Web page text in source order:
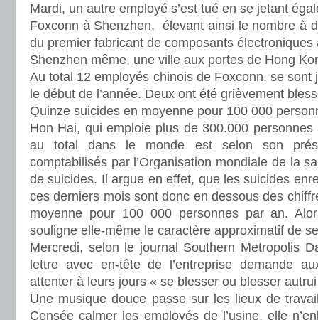
Mardi, un autre employé s’est tué en se jetant
Foxconn à Shenzhen, élevant ainsi le nombre à
du premier fabricant de composants
Shenzhen même, une ville aux portes de Hong
Au total 12 employés chinois de Foxconn, se sont
le début de l’année. Deux ont été grièvement
Quinze suicides en moyenne pour 100 000
Hon Hai, qui emploie plus de 300.000
au total dans le monde est selon son
comptabilisés par l’Organisation mondiale de la
de suicides. Il argue en effet, que les suicides
ces derniers mois sont donc en dessous des
moyenne pour 100 000 personnes par an.
souligne elle-même le caractère approximatif de
Mercredi, selon le journal Southern Metropolis
lettre avec en-tête de l’entreprise demande
attenter à leurs jours « se blesser ou blesser
Une musique douce passe sur les lieux de
Censée calmer les employés de l’usine, elle